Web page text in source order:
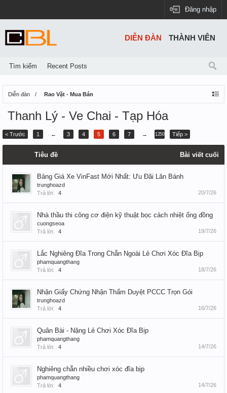
Đăng nhập
Diễn đàn Rao Vặt - Mua Bán
Thanh Lý - Ve Chai - Tạp Hóa
< Trước 1 ← 3 4 5 6 7 → 1250 Tiếp >
Tiêu đề Bài viết cuối
Bảng Giá Xe VinFast Mới Nhất: Ưu Đãi Lăn Bánh
trunghoazd
Trả lời:
4 20/7/26
Nhà thầu thi công cơ điện kỹ thuật bọc cách nhiệt ống đồng
cuongseoa
Trả lời:
4 19/7/26
Lắc Nghiêng Đĩa Trong Chẵn Ngoài Lẻ Chơi Xóc Đĩa Bịp
phamquangthang
Trả lời:
4 18/7/26
Nhận Giấy Chứng Nhận Thẩm Duyệt PCCC Trọn Gói
trunghoazd
Trả lời:
4 16/7/26
Quân Bài - Nặng Lẻ Chơi Xóc Đĩa Bịp
phamquangthang
Trả lời:
4 14/7/26
Nghiêng chẵn nhiều chơi xóc đĩa bịp
phamquangthang
Trả lời:
4 14/7/26
DIỄN ĐÀN
Tìm kiếm Recent Posts
THÀNH VIÊN